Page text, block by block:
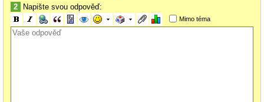
2 Napište svou odpověď:
Mimo téma